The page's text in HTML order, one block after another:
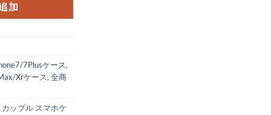
加
7Plusケース,
Xrケース, 全商
カップル スマホケ